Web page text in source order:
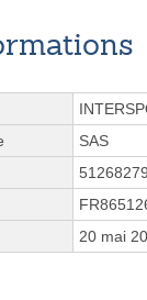
SAS
20 mai